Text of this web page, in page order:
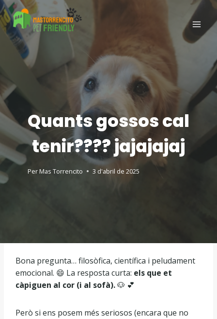
Quants gossos cal
tenir???? jajajajaj
PerMas Torrencito 3 d'abril de 2025
Bona pregunta… filosòfica, científica i peludament
emocional. 😄 La resposta curta: els que et
càpiguen al cor (i al sofà).🐶 💕
Però si ens posem més seriosos (encara que no